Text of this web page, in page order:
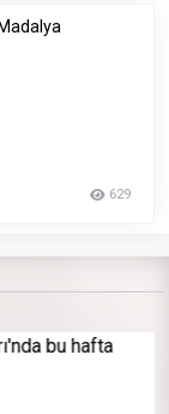
629